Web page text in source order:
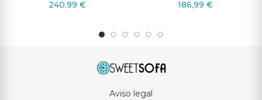
240,99 €
186,99 €
Aviso legal